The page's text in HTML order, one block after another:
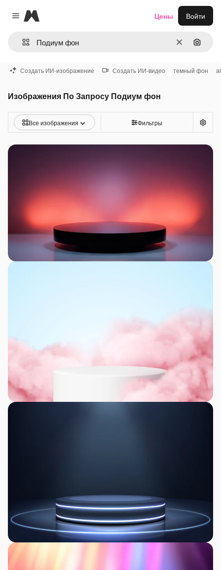
Close menu
Magnific
ОчиститьПоиск
Цены Войти
Создать ИИ-изображение Создать ИИ-видео темный фон
Изображения По Запросу Подиум фон
Все изображения Фильтры